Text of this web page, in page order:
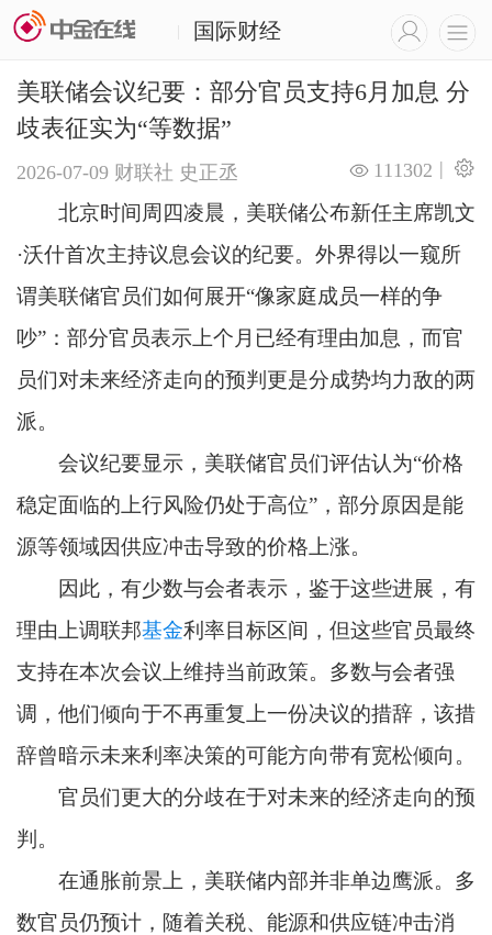
国际财经
美联储会议纪要：部分官员支持6月加息 分
歧表征实为“等数据”
2026-07-09 财联社 史正丞 |
111302
北京时间周四凌晨，美联储公布新任主席凯文
·沃什首次主持议息会议的纪要。外界得以一窥所
谓美联储官员们如何展开“像家庭成员一样的争
吵”：部分官员表示上个月已经有理由加息，而官
员们对未来经济走向的预判更是分成势均力敌的两
派。
会议纪要显示，美联储官员们评估认为“价格
稳定面临的上行风险仍处于高位”，部分原因是能
源等领域因供应冲击导致的价格上涨。
因此，有少数与会者表示，鉴于这些进展，有
理由上调联邦基金利率目标区间，但这些官员最终
支持在本次会议上维持当前政策。多数与会者强
调，他们倾向于不再重复上一份决议的措辞，该措
辞曾暗示未来利率决策的可能方向带有宽松倾向。
官员们更大的分歧在于对未来的经济走向的预
判。
在通胀前景上，美联储内部并非单边鹰派。多
数官员仍预计，随着关税、能源和供应链冲击消